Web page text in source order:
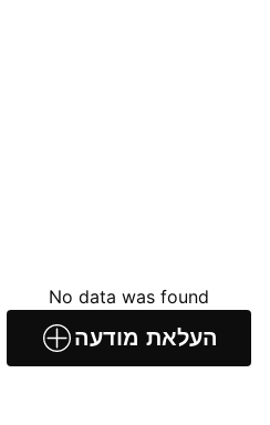
No data was found
העלאת מודעה